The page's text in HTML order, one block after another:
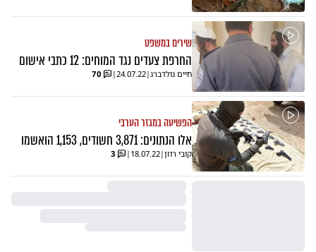
שירים במשפט
החרפת צעדים נגד המוחים: 12 כתבי אישום
חיים גולדברג|
24.07.22
|
70
הפשיעה במגזר הערבי
אלו הנתונים: 3,871 חשודים, 1,153 הואשמו
קובי רוזן|
18.07.22
|
3